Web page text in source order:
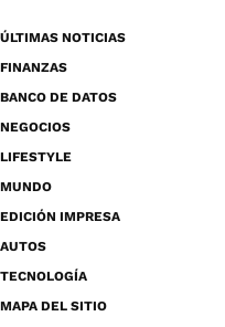
ÚLTIMAS NOTICIAS
FINANZAS
BANCO DE DATOS
NEGOCIOS
LIFESTYLE
MUNDO
EDICIÓN IMPRESA
AUTOS
TECNOLOGÍA
MAPA DEL SITIO